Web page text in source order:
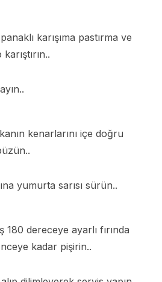
karışıma pastırma ve
kenarlarını içe doğru
yumurta sarısı sürün..
180 dereceye ayarlı fırında
kadar pişirin..